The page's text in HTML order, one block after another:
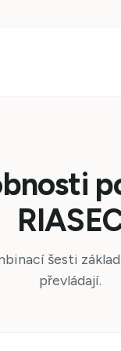
šesti
převládají.